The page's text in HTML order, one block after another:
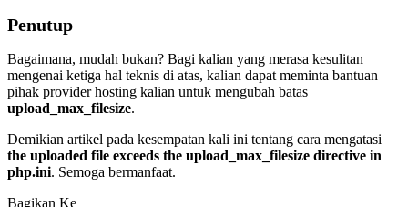
Penutup
Bagaimana, mudah bukan? Bagi kalian yang merasa kesulitan
mengenai ketiga hal teknis di atas, kalian dapat meminta bantuan
pihak provider hosting kalian untuk mengubah batas
upload_max_filesize.
Demikian artikel pada kesempatan kali ini tentang cara mengatasi
the uploaded file exceeds the upload_max_filesize directive in
php.ini. Semoga bermanfaat.
Bagikan Ke